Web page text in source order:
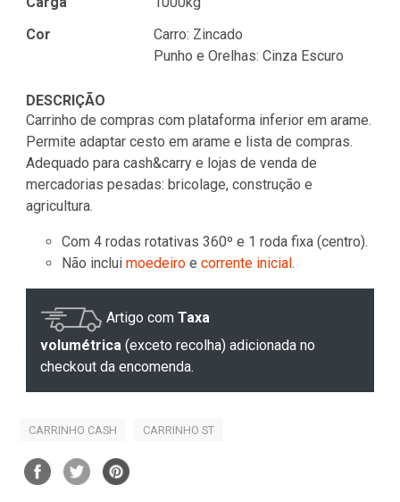
Cor
Carro: Zincado
Punho e Orelhas: Cinza Escuro
DESCRIÇÃO
Carrinho de compras com plataforma inferior em arame.
Permite adaptar cesto em arame e lista de compras.
Adequado para cash&carry e lojas de venda de
mercadorias pesadas: bricolage, construção e
agricultura.
Com 4 rodas rotativas 360º e 1 roda fixa (centro).
Não inclui moedeiroe corrente inicial.
Artigo com Taxa
volumétrica (exceto recolha) adicionada no
checkout da encomenda.
CARRINHO CASH CARRINHO ST